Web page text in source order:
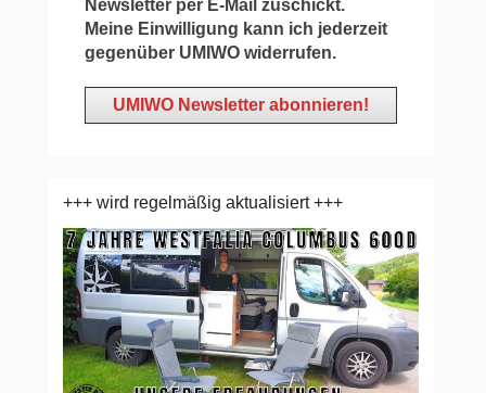
Newsletter per E-Mail zuschickt.
Meine Einwilligung kann ich jederzeit
gegenüber UMIWO widerrufen.
+++ wird regelmäßig aktualisiert +++